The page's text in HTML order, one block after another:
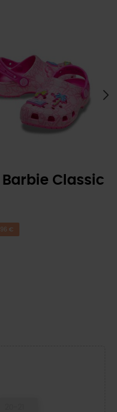
Classic
€